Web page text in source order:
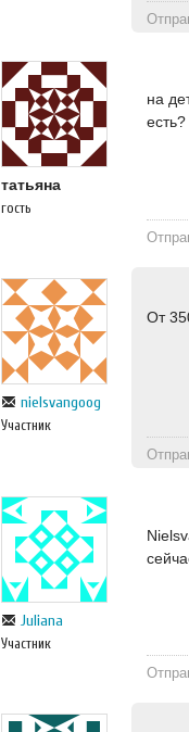
татьяна
гость
на
есть?
nielsvangoog
Участник
От
Juliana
Участник